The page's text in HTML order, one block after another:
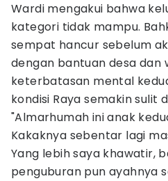
Wardi mengakui bahwa
kategori tidak mampu.
sempat hancur sebelum
dengan bantuan desa dan
keterbatasan mental
kondisi Raya semakin sulit
"Almarhumah ini anak
Kakaknya sebentar lagi
Yang lebih saya khawatir,
penguburan pun ayahnya